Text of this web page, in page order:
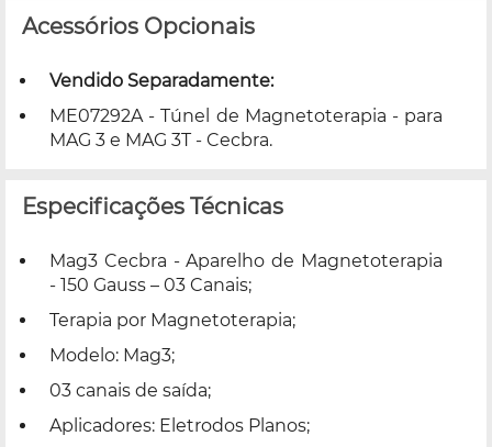
Acessórios Opcionais
Vendido Separadamente:
ME07292A - Túnel de Magnetoterapia - para
MAG 3 e MAG 3T - Cecbra.
Especificações Técnicas
Mag3 Cecbra - Aparelho de Magnetoterapia
- 150 Gauss – 03 Canais;
Terapia por Magnetoterapia;
Modelo: Mag3;
03 canais de saída;
Aplicadores: Eletrodos Planos;